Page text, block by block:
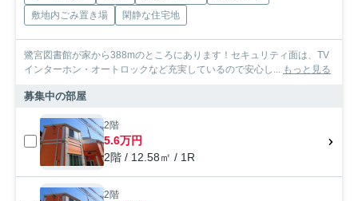
敷地内ごみ置き場
閑静な住宅地
鷺宮図書館が家から388mのところにあります！セキュリティ面は、TV
インターホン・オートロックなど充実しているので安心し...
もっと見る
募集中の部屋
2階
5.6万円
2階 / 12.58㎡ / 1R
2階